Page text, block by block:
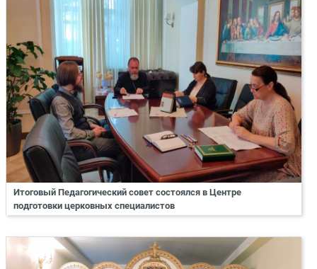
Итоговый Педагогический совет состоялся в Центре
подготовки церковных специалистов